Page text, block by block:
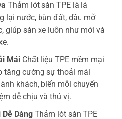
Thảm lót sàn TPE là lá
lại nước, bùn đất, dầu mỡ
giúp sàn xe luôn như mới và
MáiChất liệu TPE mềm mại
tăng cường sự thoải mái
khách, biến mỗi chuyến
dễ chịu và thú vị.
DàngThảm lót sàn TPE